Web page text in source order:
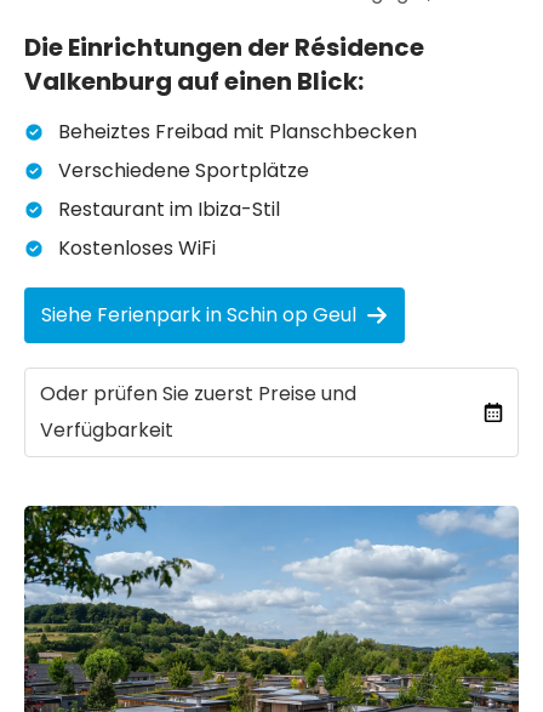
Die Einrichtungen der Résidence
Valkenburg auf einen Blick:
Beheiztes Freibad mit Planschbecken
Verschiedene Sportplätze
Restaurant im Ibiza-Stil
Kostenloses WiFi
Siehe Ferienpark in Schin op Geul
Oder prüfen Sie zuerst Preise und
Verfügbarkeit